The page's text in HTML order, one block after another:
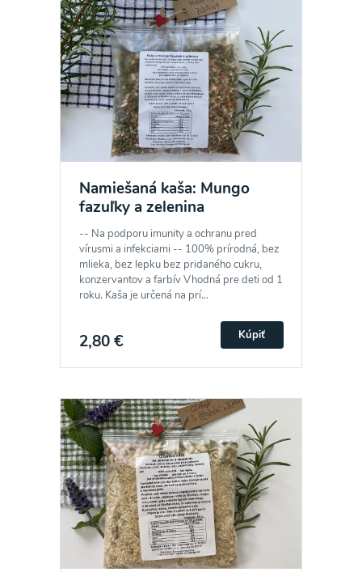
Namiešaná kaša: Mungo
fazuľky a zelenina
-- Na podporu imunity a ochranu pred
vírusmi a infekciami -- 100% prírodná, bez
mlieka, bez lepku bez pridaného cukru,
konzervantov a farbív Vhodná pre deti od 1
roku. Kaša je určená na prí...
2,80 € Kúpiť